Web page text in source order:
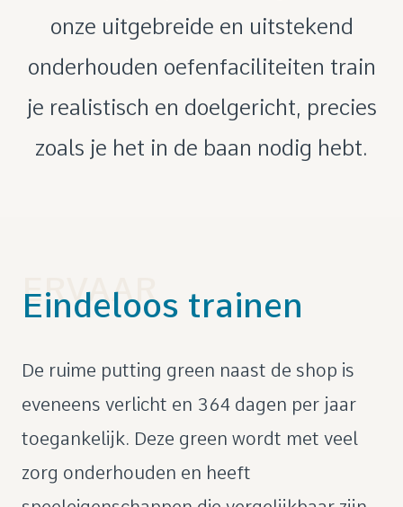
onze uitgebreide en uitstekend
onderhouden oefenfaciliteiten train
je realistisch en doelgericht, precies
zoals je het in de baan nodig hebt.
ERVAAR
Eindeloos trainen
De ruime putting green naast de shop is
eveneens verlicht en 364 dagen per jaar
toegankelijk. Deze green wordt met veel
zorg onderhouden en heeft